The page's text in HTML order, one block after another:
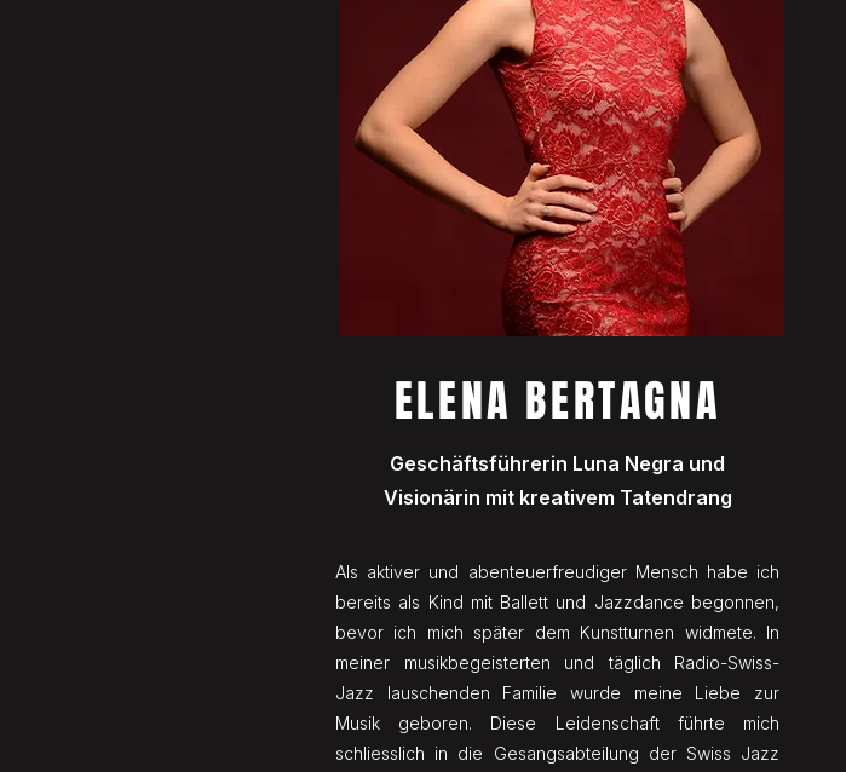
ELENA BERTAGNA
Geschäftsführerin Luna Negra und
Visionärin mit kreativem Tatendrang
Als aktiver und abenteuerfreudiger Mensch habe ich
bereits als Kind mit Ballett und Jazzdance begonnen,
bevor ich mich später dem Kunstturnen widmete. In
meiner musikbegeisterten und täglich Radio-Swiss-
Jazz lauschenden Familie wurde meine Liebe zur
Musik geboren. Diese Leidenschaft führte mich
schliesslich in die Gesangsabteilung der Swiss Jazz